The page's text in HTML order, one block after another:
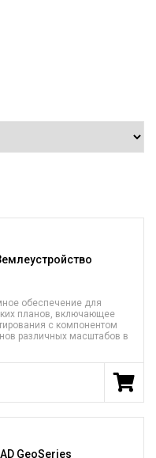
обеспечение для
планов, включающее
с компонентом
различных масштабов в
GeoSeries